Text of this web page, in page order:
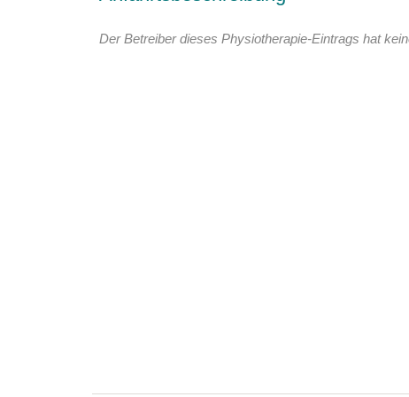
Der Betreiber dieses Physiotherapie-Eintrags hat